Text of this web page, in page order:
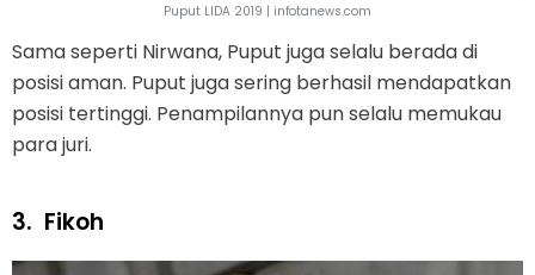
Puput LIDA 2019 | infotanews.com
Sama seperti Nirwana, Puput juga selalu berada di
posisi aman. Puput juga sering berhasil mendapatkan
posisi tertinggi. Penampilannya pun selalu memukau
para juri.
3. Fikoh